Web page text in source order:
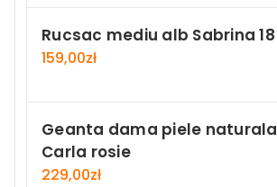
Rucsac mediu alb Sabrina 18
159,00zł
Geanta dama piele naturala
Carla rosie
229,00zł